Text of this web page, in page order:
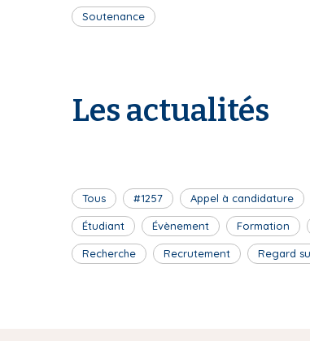
Soutenance
Les actualités
Tous #1257 Appel à candidature
Étudiant Évènement Formation
Recherche Recrutement Regard